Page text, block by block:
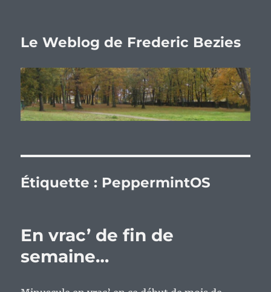
Le Weblog de Frederic Bezies
Étiquette : PeppermintOS
En vrac’ de fin de
semaine…